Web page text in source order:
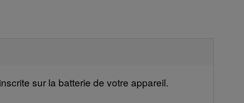
sur la batterie de votre appareil.